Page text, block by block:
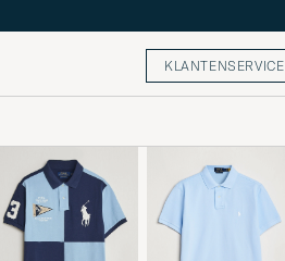
KLANTENSERVICE